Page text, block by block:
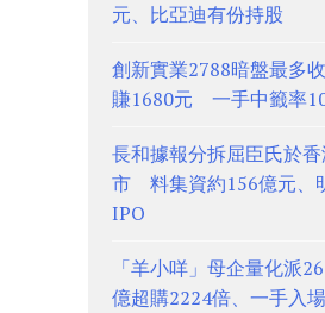
元、比亞迪有份持股
創新實業2788暗盤最多
賺1680元 一手中籤率
長和據報分拆屈臣氏於
市 料集資約156億元、
IPO
「羊小咩」母企量化派
億超購2224倍、一手入